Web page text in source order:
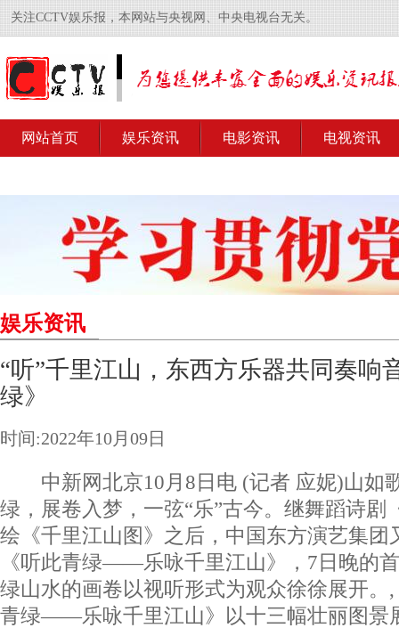
关注CCTV娱乐报，本网站与央视网、中央电视台无关。
网站首页 娱乐资讯 电影资讯 电视资讯
娱乐资讯
“听”千里江山，东西方乐器共同奏响
绿》
时间:2022年10月09日
中新网北京10月8日电 (记者 应妮)山如
绿，展卷入梦，一弦“乐”古今。继舞蹈诗
绘《千里江山图》之后，中国东方演艺集团
《听此青绿——乐咏千里江山》，7日晚的
绿山水的画卷以视听形式为观众徐徐展
青绿——乐咏千里江山》以十三幅壮丽图景